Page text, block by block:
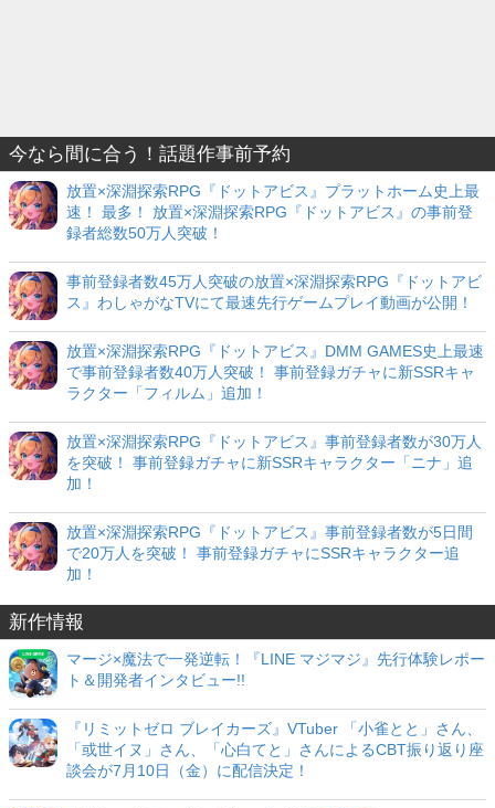
今なら間に合う！話題作事前予約
放置×深淵探索RPG『ドットアビス』プラットホーム史上最
速！ 最多！ 放置×深淵探索RPG『ドットアビス』の事前登
録者総数50万人突破！
事前登録者数45万人突破の放置×深淵探索RPG『ドットアビ
ス』わしゃがなTVにて最速先行ゲームプレイ動画が公開！
放置×深淵探索RPG『ドットアビス』DMM GAMES史上最速
で事前登録者数40万人突破！ 事前登録ガチャに新SSRキャ
ラクター「フィルム」追加！
放置×深淵探索RPG『ドットアビス』事前登録者数が30万人
を突破！ 事前登録ガチャに新SSRキャラクター「ニナ」追
加！
放置×深淵探索RPG『ドットアビス』事前登録者数が5日間
で20万人を突破！ 事前登録ガチャにSSRキャラクター追
加！
新作情報
マージ×魔法で一発逆転！『LINE マジマジ』先行体験レポー
ト＆開発者インタビュー!!
『リミットゼロ ブレイカーズ』VTuber 「小雀とと」さん、
「或世イヌ」さん、「心白てと」さんによるCBT振り返り座
談会が7月10日（金）に配信決定！